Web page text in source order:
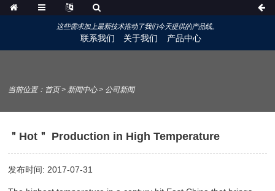
这些需求加上最新技术推动了我们今天提供的产品线。
联系我们 关于我们 产品中心
当前位置： 首页> 新闻中心> 公司新闻
＂Hot＂ Production in High Temperature
发布时间: 2017-07-31